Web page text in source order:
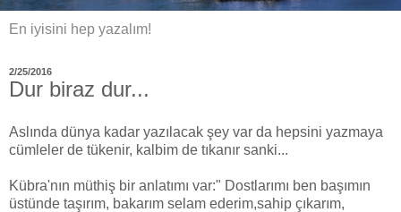
En iyisini hep yazalım!
2/25/2016
Dur biraz dur...
Aslında dünya kadar yazılacak şey var da hepsini yazmaya
cümleler de tükenir, kalbim de tıkanır sanki...
Kübra'nın müthiş bir anlatımı var:" Dostlarımı ben başımın
üstünde taşırım, bakarım selam ederim,sahip çıkarım,